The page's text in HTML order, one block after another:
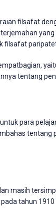
filsafat
yang
filsafat
tentang
para
tentang
masih
tahun 1910